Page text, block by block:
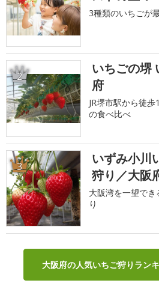
3種類のいちごが
2
いちごの堺
府
JR堺市駅から徒
の食べ比べ
3
いずみ小川
狩り／大阪
大阪湾を一望で
り
大阪府の人気いちご狩りラン